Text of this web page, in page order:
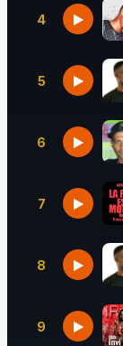
4
5
6
7
8
9